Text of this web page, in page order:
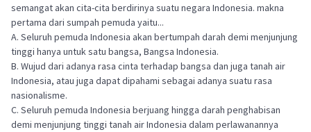
semangat akan cita-cita berdirinya suatu negara Indonesia. makna
pertama dari sumpah pemuda yaitu...
A. Seluruh pemuda Indonesia akan bertumpah darah demi menjunjung
tinggi hanya untuk satu bangsa, Bangsa Indonesia.
B. Wujud dari adanya rasa cinta terhadap bangsa dan juga tanah air
Indonesia, atau juga dapat dipahami sebagai adanya suatu rasa
nasionalisme.
C. Seluruh pemuda Indonesia berjuang hingga darah penghabisan
demi menjunjung tinggi tanah air Indonesia dalam perlawanannya